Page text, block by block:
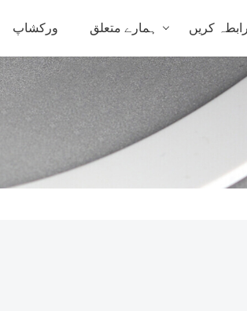
ورکشاپ ہمارے متعلق کریں